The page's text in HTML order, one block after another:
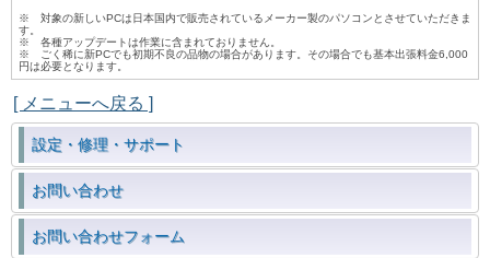
※ 対象の新しいPCは日本国内で販売されているメーカー製のパソコンとさせていただきま
す。
※ 各種アップデートは作業に含まれておりません。
※ ごく稀に新PCでも初期不良の品物の場合があります。その場合でも基本出張料金6,000
円は必要となります。
[ メニューへ戻る ]
設定・修理・サポート
お問い合わせ
お問い合わせフォーム